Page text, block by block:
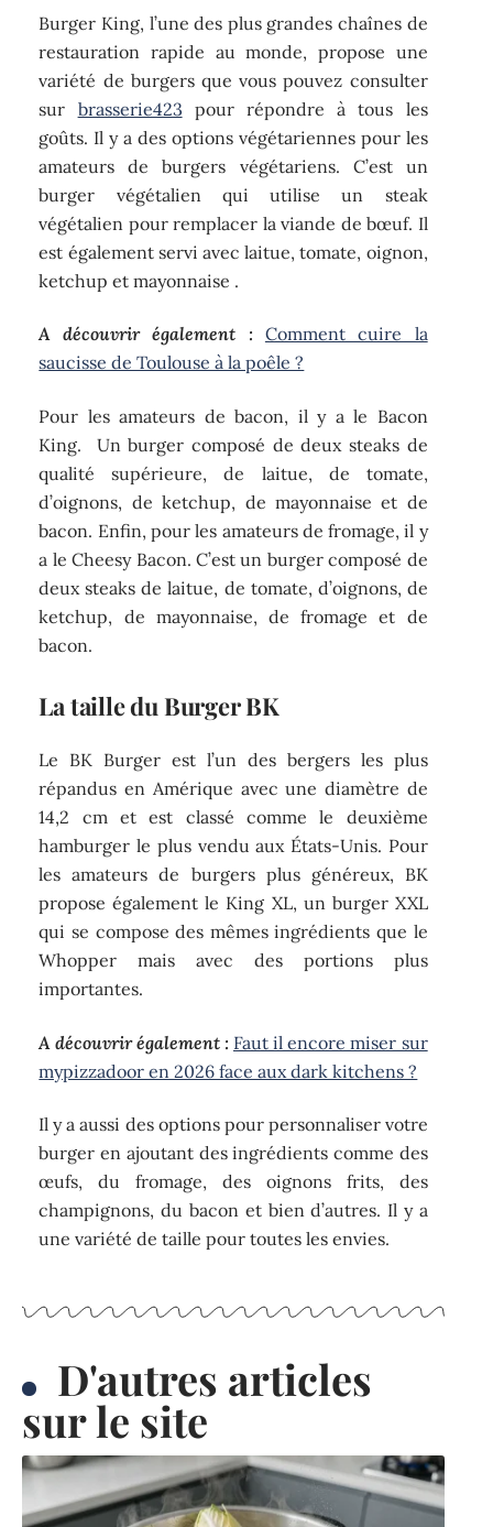
Burger King, l’une des plus grandes chaînes de
restauration rapide au monde, propose une
variété de burgers que vous pouvez consulter
sur brasserie423 pour répondre à tous les
goûts. Il y a des options végétariennes pour les
amateurs de burgers végétariens. C’est un
burger végétalien qui utilise un steak
végétalien pour remplacer la viande de bœuf. Il
est également servi avec laitue, tomate, oignon,
ketchup et mayonnaise .
A découvrir également : Comment cuire la
saucisse de Toulouse à la poêle ?
Pour les amateurs de bacon, il y a le Bacon
King. Un burger composé de deux steaks de
qualité supérieure, de laitue, de tomate,
d’oignons, de ketchup, de mayonnaise et de
bacon. Enfin, pour les amateurs de fromage, il y
a le Cheesy Bacon. C’est un burger composé de
deux steaks de laitue, de tomate, d’oignons, de
ketchup, de mayonnaise, de fromage et de
bacon.
La taille du Burger BK
Le BK Burger est l’un des bergers les plus
répandus en Amérique avec une diamètre de
14,2 cm et est classé comme le deuxième
hamburger le plus vendu aux États-Unis. Pour
les amateurs de burgers plus généreux, BK
propose également le King XL, un burger XXL
qui se compose des mêmes ingrédients que le
Whopper mais avec des portions plus
importantes.
A découvrir également : Faut il encore miser sur
mypizzadoor en 2026 face aux dark kitchens ?
Il y a aussi des options pour personnaliser votre
burger en ajoutant des ingrédients comme des
œufs, du fromage, des oignons frits, des
champignons, du bacon et bien d’autres. Il y a
une variété de taille pour toutes les envies.
D'autres articles
sur le site